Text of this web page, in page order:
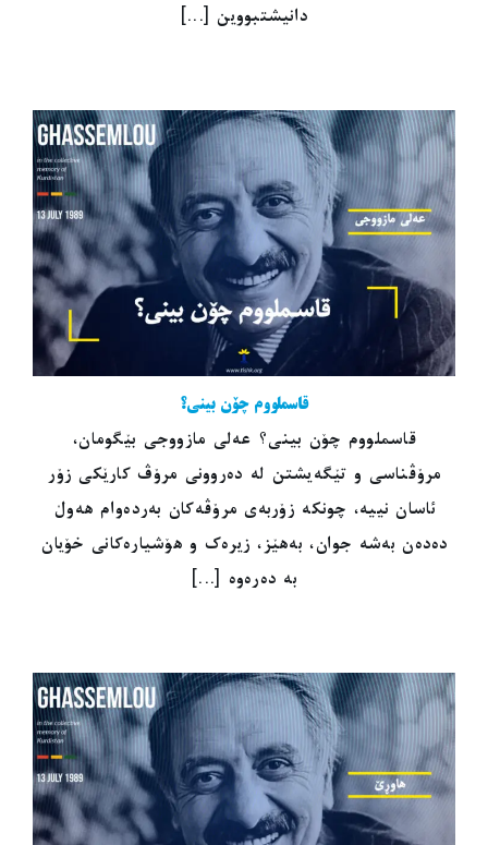
دانیشتبووین [...]
قاسملووم چۆن بینی؟
قاسملووم چۆن بینی؟ عەلی مازووجی بێگومان،
مرۆڤناسی و تێگەیشتن لە دەروونی مرۆڤ کارێکی زۆر
ئاسان نییە، چونکە زۆربەی مرۆڤەکان بەردەوام هەوڵ
دەدەن بەشە جوان، بەهێز، زیرەک و هۆشیارەکانی خۆیان
بە دەرەوە [...]